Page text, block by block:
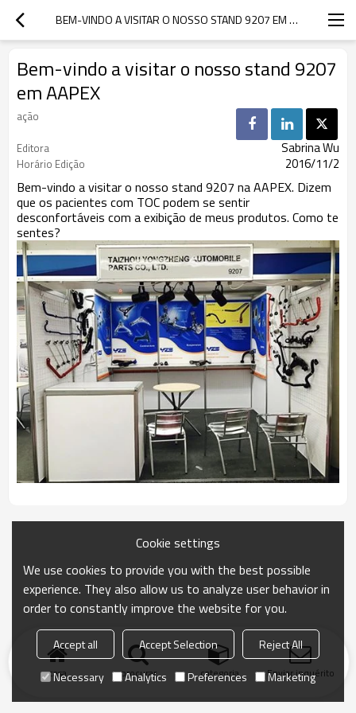
BEM-VINDO A VISITAR O NOSSO STAND 9207 EM AAPEX
Bem-vindo a visitar o nosso stand 9207
em AAPEX
ação
Editora
Sabrina Wu
Horário Edição 2016/11/2
Bem-vindo a visitar o nosso stand 9207 na AAPEX. Dizem
que os pacientes com TOC podem se sentir
desconfortáveis ​​com a exibição de meus produtos. Como te
sentes?
casa procurar categoria Enviar inquérito
Cookie settings
We use cookies to provide you with the best possible
experience. They also allow us to analyze user behavior in
order to constantly improve the website for you.
Accept all Accept Selection
Reject All
Necessary
Analytics Preferences Marketing